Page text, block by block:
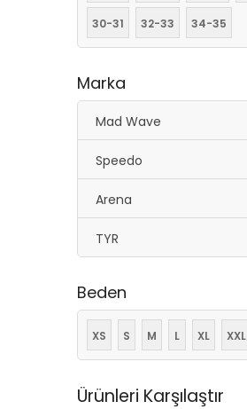
30-31 32-33 34-35
Marka
Mad Wave
Speedo
Arena
TYR
Beden
XS S M L XL XXL
Ürünleri Karşılaştır